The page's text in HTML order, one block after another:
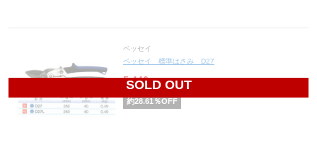
SOLD OUT
ベッセイ
ベッセイ 標準はさみ D27
5,440 円(税込5,984円)
約28.61 ％OFF